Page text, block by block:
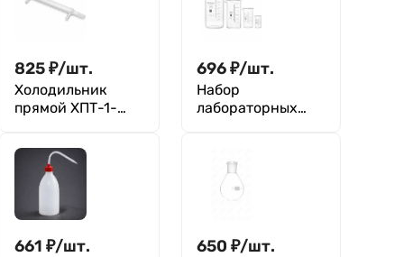
825₽/шт.
Холодильник
прямой ХПТ-1-
696₽/шт.
Набор
лабораторных
делениями и
носиком,
термостойкий) ТС
661 ₽/шт. 650 ₽/шт.